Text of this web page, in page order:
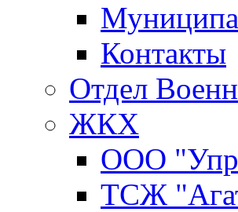
Контакты
Отдел
ЖКХ
ООО
ТСЖ